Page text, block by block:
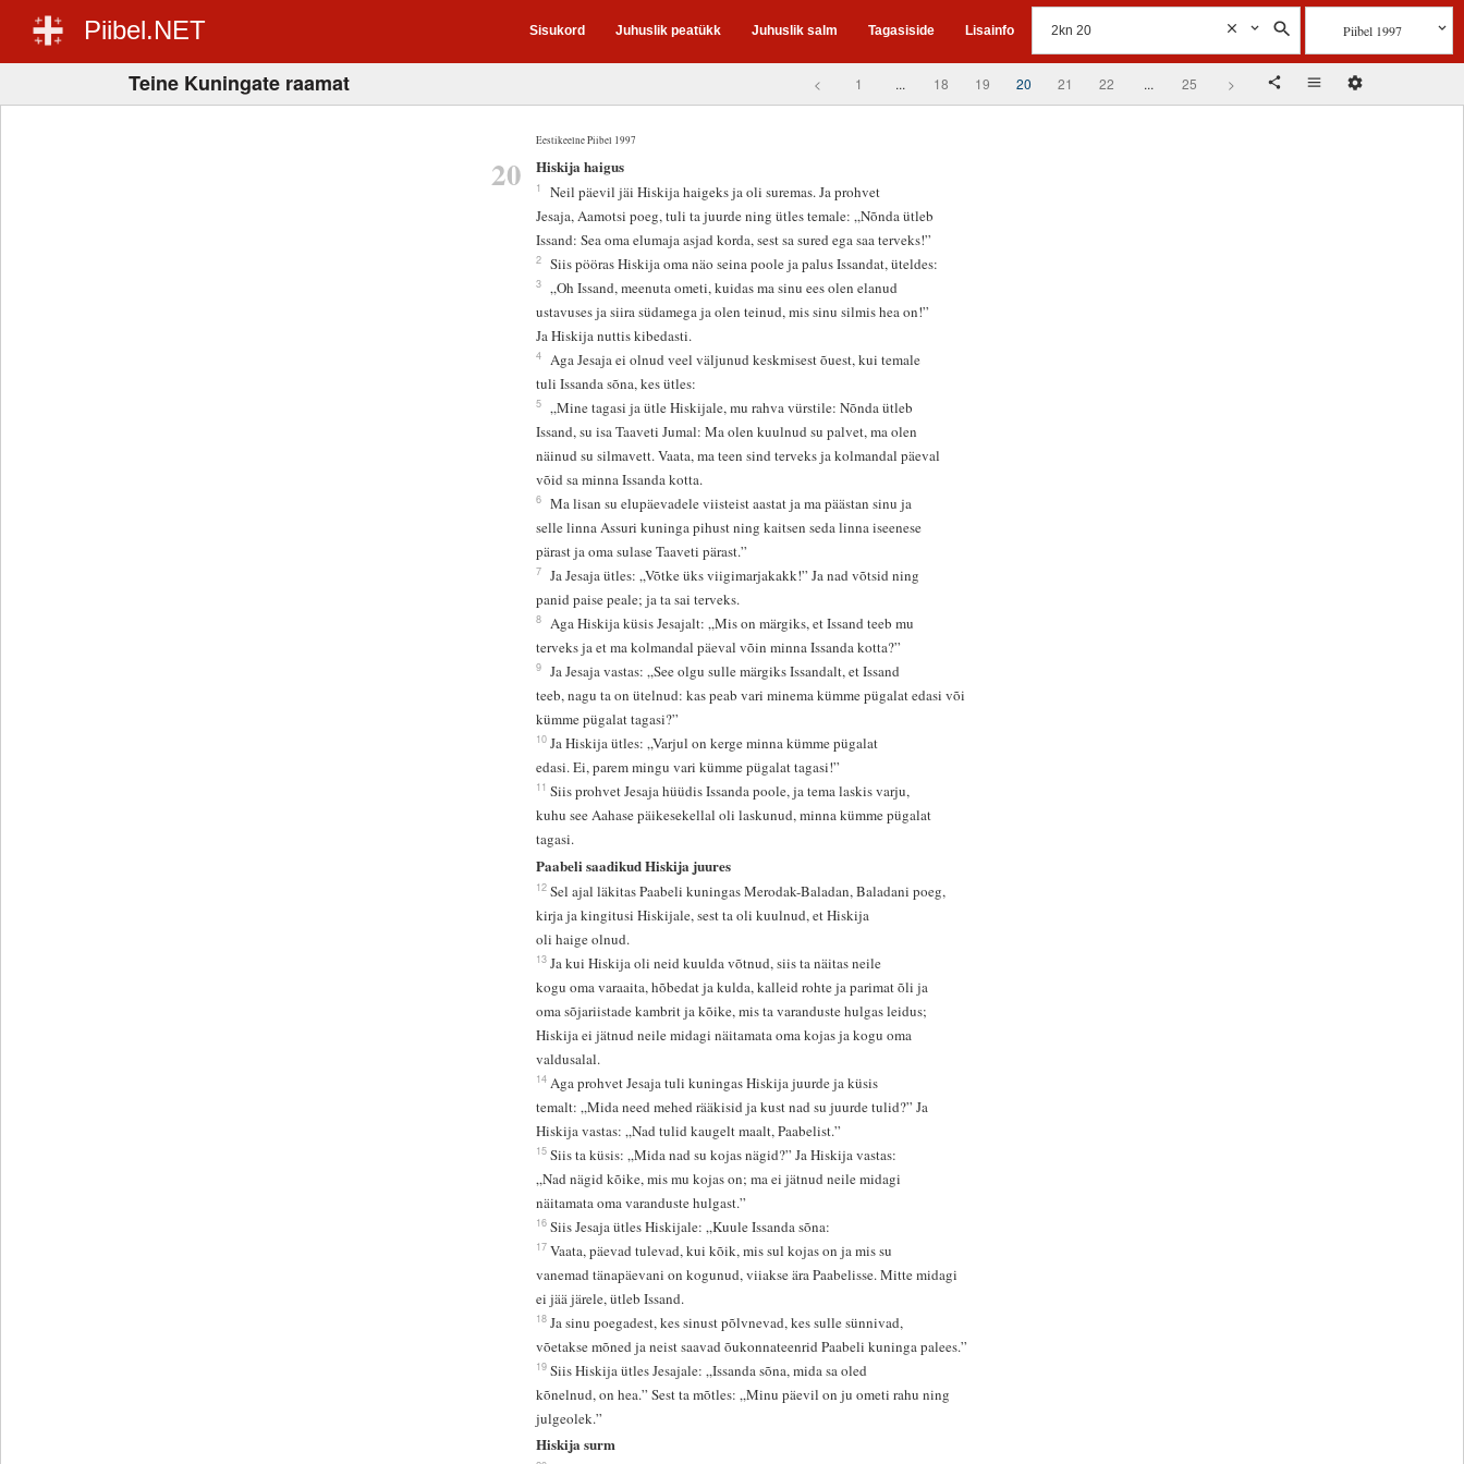
Piibel.NET Sisukord Juhuslik peatükk Juhuslik salm Tagasiside Lisainfo Piibel 1997
Teine Kuningate raamat < 1 ... 18 19 20 21 22 ... 25 >
Eestikeelne Piibel 1997
20 Hiskija haigus
1
Neil päevil jäi Hiskija haigeks ja oli suremas. Ja prohvet
Jesaja, Aamotsi poeg, tuli ta juurde ning ütles temale: „Nõnda ütleb
Issand: Sea oma elumaja asjad korda, sest sa sured ega saa terveks!”
2 Siis pööras Hiskija oma näo seina poole ja palus Issandat, üteldes:
3 „Oh Issand, meenuta ometi, kuidas ma sinu ees olen elanud
ustavuses ja siira südamega ja olen teinud, mis sinu silmis hea on!”
Ja Hiskija nuttis kibedasti.
4 Aga Jesaja ei olnud veel väljunud keskmisest õuest, kui temale
tuli Issanda sõna, kes ütles:
5 „Mine tagasi ja ütle Hiskijale, mu rahva vürstile: Nõnda ütleb
Issand, su isa Taaveti Jumal: Ma olen kuulnud su palvet, ma olen
näinud su silmavett. Vaata, ma teen sind terveks ja kolmandal päeval
võid sa minna Issanda kotta.
6 Ma lisan su elupäevadele viisteist aastat ja ma päästan sinu ja
selle linna Assuri kuninga pihust ning kaitsen seda linna iseenese
pärast ja oma sulase Taaveti pärast.”
7 Ja Jesaja ütles: „Võtke üks viigimarjakakk!” Ja nad võtsid ning
panid paise peale; ja ta sai terveks.
8 Aga Hiskija küsis Jesajalt: „Mis on märgiks, et Issand teeb mu
terveks ja et ma kolmandal päeval võin minna Issanda kotta?”
9 Ja Jesaja vastas: „See olgu sulle märgiks Issandalt, et Issand
teeb, nagu ta on ütelnud: kas peab vari minema kümme pügalat edasi või
kümme pügalat tagasi?”
10 Ja Hiskija ütles: „Varjul on kerge minna kümme pügalat
edasi. Ei, parem mingu vari kümme pügalat tagasi!”
11 Siis prohvet Jesaja hüüdis Issanda poole, ja tema laskis varju,
kuhu see Aahase päikesekellal oli laskunud, minna kümme pügalat
tagasi.
Paabeli saadikud Hiskija juures
12 Sel ajal läkitas Paabeli kuningas Merodak-Baladan, Baladani poeg,
kirja ja kingitusi Hiskijale, sest ta oli kuulnud, et Hiskija
oli haige olnud.
13 Ja kui Hiskija oli neid kuulda võtnud, siis ta näitas neile
kogu oma varaaita, hõbedat ja kulda, kalleid rohte ja parimat õli ja
oma sõjariistade kambrit ja kõike, mis ta varanduste hulgas leidus;
Hiskija ei jätnud neile midagi näitamata oma kojas ja kogu oma
valdusalal.
14 Aga prohvet Jesaja tuli kuningas Hiskija juurde ja küsis
temalt: „Mida need mehed rääkisid ja kust nad su juurde tulid?” Ja
Hiskija vastas: „Nad tulid kaugelt maalt, Paabelist.”
15 Siis ta küsis: „Mida nad su kojas nägid?” Ja Hiskija vastas:
„Nad nägid kõike, mis mu kojas on; ma ei jätnud neile midagi
näitamata oma varanduste hulgast.”
16 Siis Jesaja ütles Hiskijale: „Kuule Issanda sõna:
17 Vaata, päevad tulevad, kui kõik, mis sul kojas on ja mis su
vanemad tänapäevani on kogunud, viiakse ära Paabelisse. Mitte midagi
ei jää järele, ütleb Issand.
18 Ja sinu poegadest, kes sinust põlvnevad, kes sulle sünnivad,
võetakse mõned ja neist saavad õukonnateenrid Paabeli kuninga palees.”
19 Siis Hiskija ütles Jesajale: „Issanda sõna, mida sa oled
kõnelnud, on hea.” Sest ta mõtles: „Minu päevil on ju ometi rahu ning
julgeolek.”
Hiskija surm